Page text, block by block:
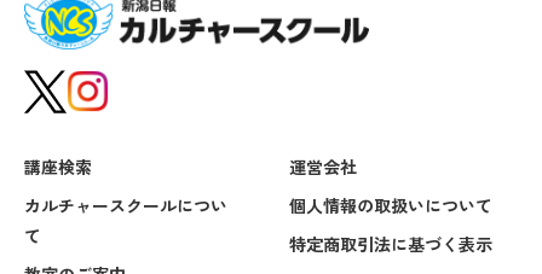
講座検索
カルチャースクールについ
て
運営会社
個人情報の取扱いについて
特定商取引法に基づく表示